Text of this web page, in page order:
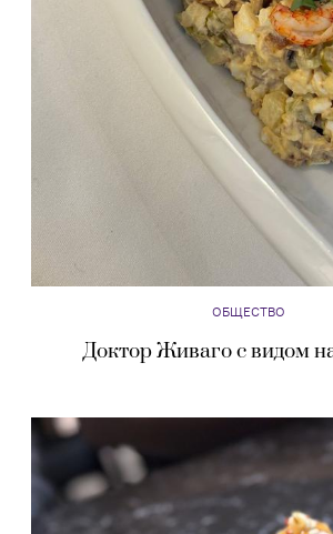
ОБЩЕСТВО
Доктор Живаго с видом